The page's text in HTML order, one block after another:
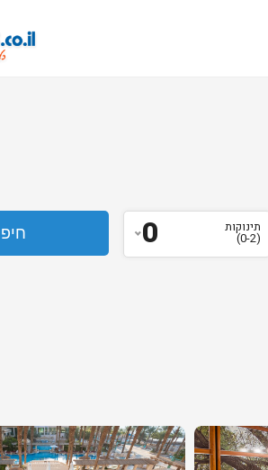
תינוקות
(0-2)
0